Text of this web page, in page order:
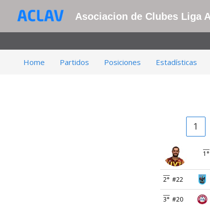
Asociacion de Clubes Liga
Home Partidos Posiciones Estadísticas
1
1°
2° #22
3° #20